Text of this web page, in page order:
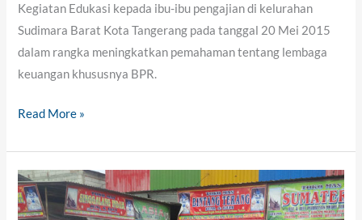
Kegiatan Edukasi kepada ibu-ibu pengajian di kelurahan
Sudimara Barat Kota Tangerang pada tanggal 20 Mei 2015
dalam rangka meningkatkan pemahaman tentang lembaga
keuangan khususnya BPR.
Read More »
EDUKASI
MASYARAKAT